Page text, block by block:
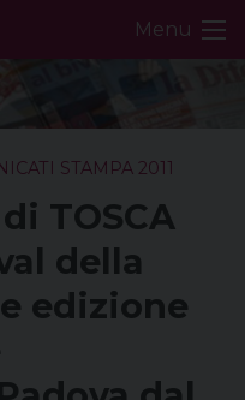
Menu
STAMPA 2011
TOSCA
della
edizione